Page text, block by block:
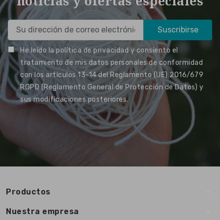
He leído la política de privacidad y consiento el
tratamiento de mis datos personales de conformidad
con los artículos 13-14 del Reglamento (UE) 2016/679
RGPD (Reglamento General de Protección de Datos) y
sus modificaciones posteriores.
Productos
Nuestra empresa